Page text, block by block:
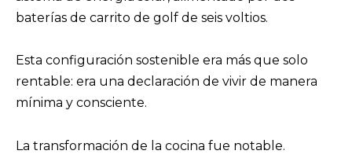
baterías de carrito de golf de seis voltios.
Esta configuración sostenible era más que solo
rentable: era una declaración de vivir de manera
mínima y consciente.
La transformación de la cocina fue notable.